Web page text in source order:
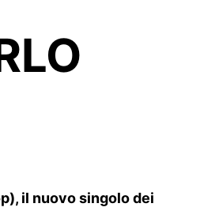
il nuovo singolo dei